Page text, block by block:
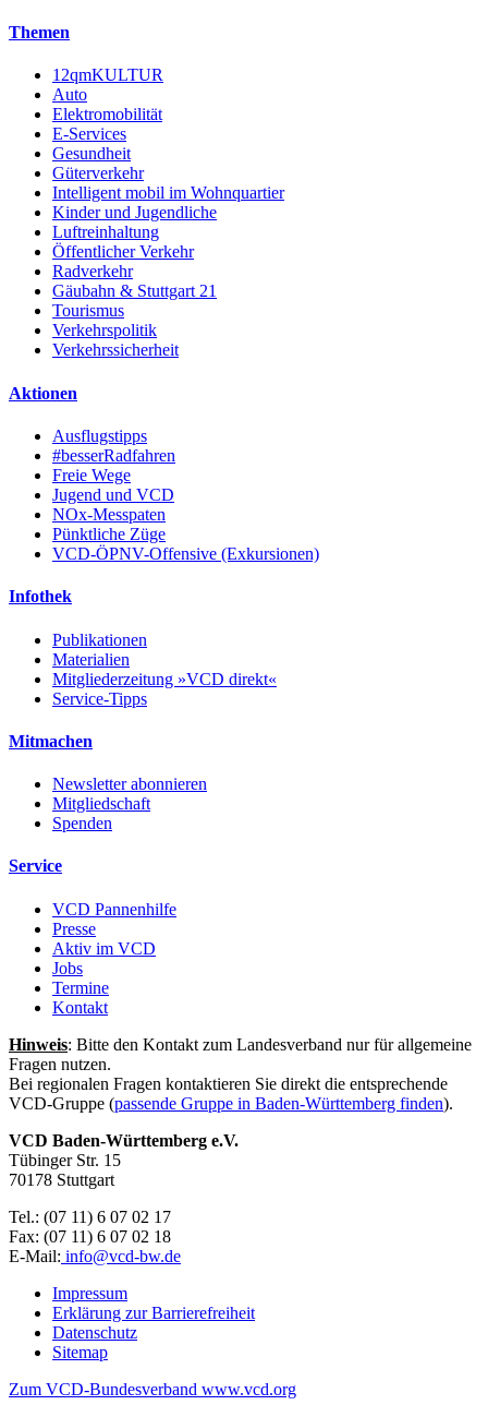
Themen
12qmKULTUR
Auto
Elektromobilität
E-Services
Gesundheit
Güterverkehr
Intelligent mobil im Wohnquartier
Kinder und Jugendliche
Luftreinhaltung
Öffentlicher Verkehr
Radverkehr
Gäubahn & Stuttgart 21
Tourismus
Verkehrspolitik
Verkehrssicherheit
Aktionen
Ausflugstipps
#besserRadfahren
Freie Wege
Jugend und VCD
NOx-Messpaten
Pünktliche Züge
VCD-ÖPNV-Offensive (Exkursionen)
Infothek
Publikationen
Materialien
Mitgliederzeitung »VCD direkt«
Service-Tipps
Mitmachen
Newsletter abonnieren
Mitgliedschaft
Spenden
Service
VCD Pannenhilfe
Presse
Aktiv im VCD
Jobs
Termine
Kontakt
Hinweis: Bitte den Kontakt zum Landesverband nur für allgemeine
Fragen nutzen.
Bei regionalen Fragen kontaktieren Sie direkt die entsprechende
VCD-Gruppe (passende Gruppe in Baden-Württemberg finden).
VCD Baden-Württemberg e.V.
Tübinger Str. 15
70178 Stuttgart
Tel.: (07 11) 6 07 02 17
Fax: (07 11) 6 07 02 18
E-Mail: info@vcd-bw.de
Impressum
Erklärung zur Barrierefreiheit
Datenschutz
Sitemap
Zum VCD-Bundesverband www.vcd.org